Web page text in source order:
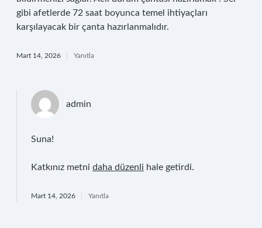
gibi afetlerde 72 saat boyunca temel ihtiyaçları
karşılayacak bir çanta hazırlanmalıdır.
Mart 14, 2026 Yanıtla
admin
Suna!
Katkınız metni daha düzenli hale getirdi.
Mart 14, 2026 Yanıtla